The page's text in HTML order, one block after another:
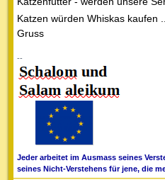
Katzen würden Whiskas kaufen
Gruss
--
Jeder arbeitet im Ausmass seines
seines Nicht-Verstehens für jene, die